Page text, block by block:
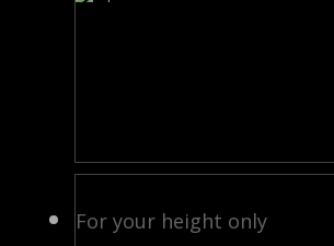
For your height only